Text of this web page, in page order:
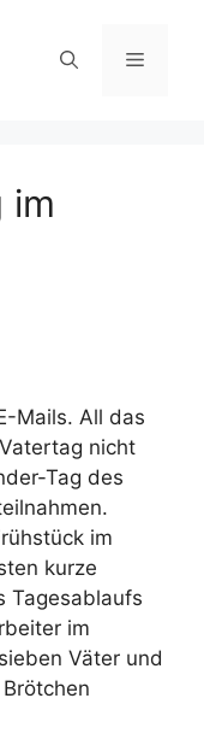
Menü
im
Mails. All das
nicht
Tag des
im
kurze
Tagesablaufs
im
Väter und